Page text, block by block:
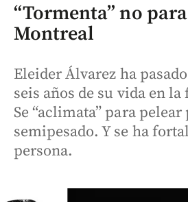
“Tormenta” no
Montreal
Eleider Álvarez ha
seis años de su vida en
Se “aclimata” para
semipesado. Y se ha
persona.